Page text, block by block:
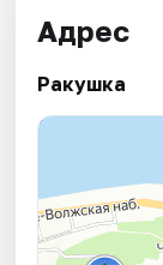
Адрес
Ракушка